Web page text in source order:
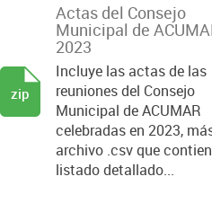
Actas del Consejo
Municipal de
2023
Incluye las actas de las
reuniones del Consejo
Municipal de ACUMAR
celebradas en 2023,
archivo .csv que
listado detallado...
zip